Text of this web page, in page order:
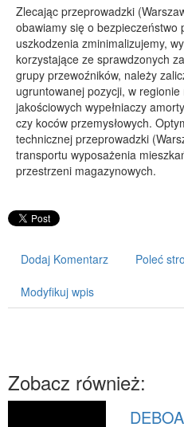
Ogród, Rośliny
Chemia
Art. Spożywcze
Materiały Eksploatacyjne
Inne Sklepy
PRZYRZĄDY
Maszyny
Narzędzia
Transport
Wynajem
POPULARYZACJA
Agencje Reklamowe
Zlecając przeprowadzki
obawiamy się o bezpieczeństwo
uszkodzenia zminimalizujemy,
korzystające ze sprawdzonych
grupy przewoźników, należy
ugruntowanej pozycji, w
jakościowych wypełniaczy
czy koców przemysłowych.
technicznej przeprowadzki
transportu wyposażenia
przestrzeni magazynowych.
Dodaj Komentarz Poleć
Modyfikuj wpis
Zobacz również: